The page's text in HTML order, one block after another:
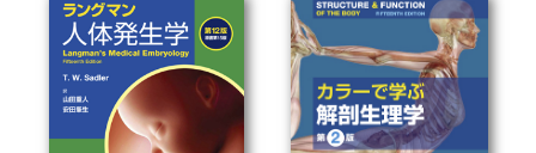
お買い物を続ける カートへ進む